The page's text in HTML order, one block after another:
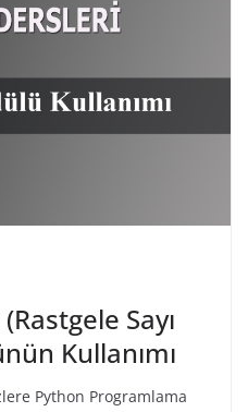
Sayı
Kullanımı
Python Programlama